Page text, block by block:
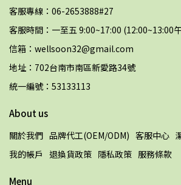
客服專線：06-2653888#27
客服時間：一至五 9:00~17:00 (12:00~13:00
信箱：wellsoon32@gmail.com
地址：702台南市南區新愛路34號
統一編號：53133113
About us
關於我們 品牌代工(OEM/ODM) 客服中心
我的帳戶
退換貨政策 隱私政策 服務條款
Menu